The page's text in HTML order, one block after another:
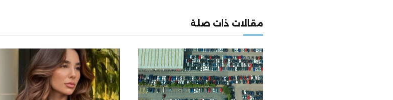
مقالات ذات صلة